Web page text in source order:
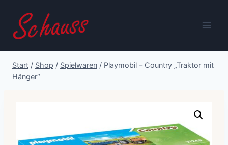
Inhalt
springen
Start / Shop / Spielwaren / Playmobil – Country „Traktor mit
Hänger“